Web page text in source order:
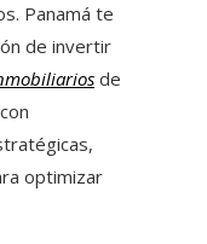
Panamá te
de invertir
de
optimizar